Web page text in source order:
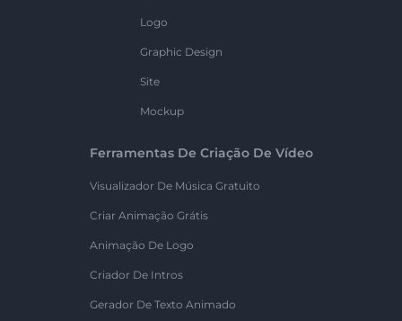
Logo
Graphic Design
Site
Mockup
Ferramentas De Criação De Vídeo
Visualizador De Música Gratuito
Criar Animação Grátis
Animação De Logo
Criador De Intros
Gerador De Texto Animado